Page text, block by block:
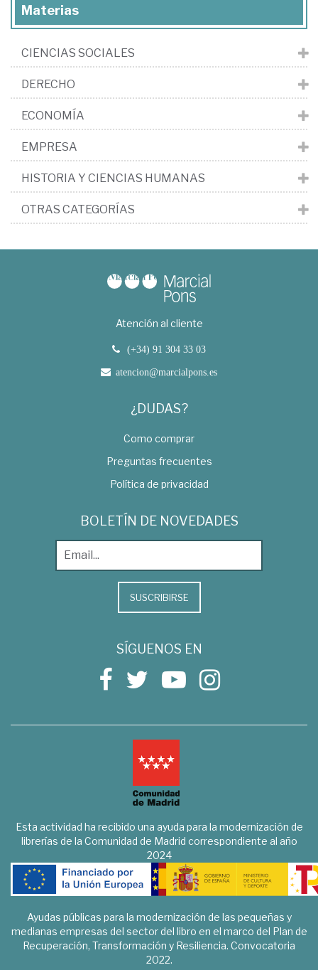
Materias
CIENCIAS SOCIALES
DERECHO
ECONOMÍA
EMPRESA
HISTORIA Y CIENCIAS HUMANAS
OTRAS CATEGORÍAS
Atención al cliente
(+34) 91 304 33 03
atencion@marcialpons.es
¿DUDAS?
Como comprar
Preguntas frecuentes
Política de privacidad
BOLETÍN DE NOVEDADES
SUSCRIBIRSE
SÍGUENOS EN
Esta actividad ha recibido una ayuda para la modernización de
librerías de la Comunidad de Madrid correspondiente al año
2024
Ayudas públicas para la modernización de las pequeñas y
medianas empresas del sector del libro en el marco del Plan de
Recuperación, Transformación y Resiliencia. Convocatoria
2022.